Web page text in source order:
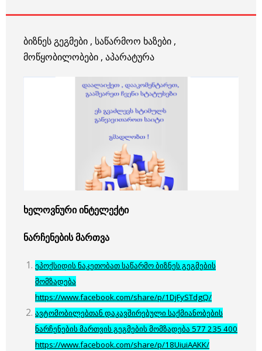
ბიზნეს გეგმები , საწარმოო ხაზები ,
მოწყობილობები , აპარატურა
ხელოვნურიინტელექტი
ნარჩენებისმართვა
ეპოქსიდის ნაკეთობათ საწარმო ბიზნეს გეგმების
მომზადება
https://www.facebook.com/share/p/1DjFySTdgQ/
ავტომობილებთან დაკავშირებული საქმიანობების
ნარჩენების მართვის გეგმების მომზადება 577 235 400
https://www.facebook.com/share/p/18UiuiAAKK/